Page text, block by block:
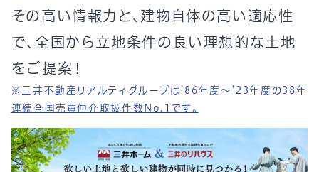
その高い情報力と、建物自体の高い適応性
で、全国から立地条件の良い理想的な土地
をご提案！
※三井不動産リアルティグループは’86年度～’23年度の38年
連続全国売買仲介取扱件数No.1です。